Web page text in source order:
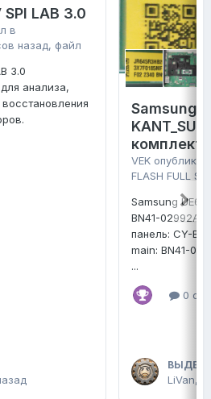
SPI LAB 3.0
в
назад, файл
3.0
анализа,
Samsung
комплект
VEK
FLASH FULL
Samsung
BN41-02992A
панель: CY-
main: BN41-
...
0
LiVan,